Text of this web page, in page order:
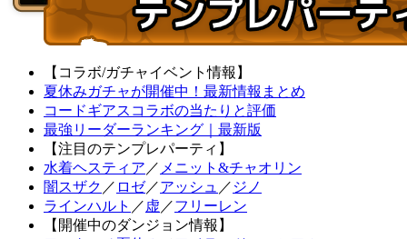
【コラボ/ガチャイベント情報】
夏休みガチャが開催中！最新情報まとめ
コードギアスコラボの当たりと評価
最強リーダーランキング｜最新版
【注目のテンプレパーティ】
水着ヘスティア ／ メニット&チャオリン
闇スザク ／ ロゼ／アッシュ ／ ジノ
ラインハルト ／ 虚 ／フリーレン
【開催中のダンジョン情報】